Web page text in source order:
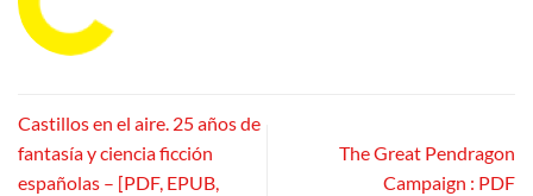
Castillos en el aire. 25 años de
fantasía y ciencia ficción
españolas – [PDF, EPUB,
The Great Pendragon
Campaign : PDF